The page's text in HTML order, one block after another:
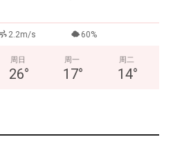
2.2m/s 60%
周日
26°
周一
17°
周二
14°